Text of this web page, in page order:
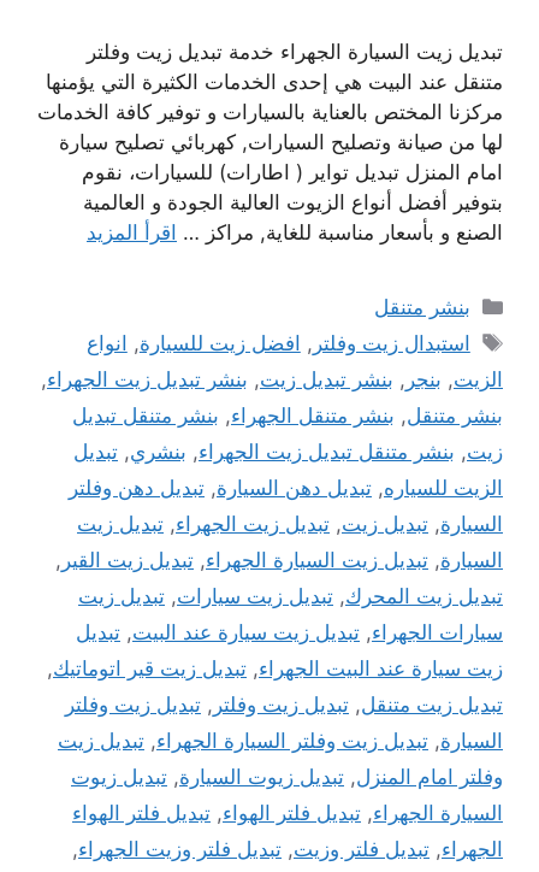
تبديل زيت السيارة الجهراء خدمة تبديل زيت وفلتر
متنقل عند البيت هي إحدى الخدمات الكثيرة التي يؤمنها
مركزنا المختص بالعناية بالسيارات و توفير كافة الخدمات
لها من صيانة وتصليح السيارات, كهربائي تصليح سيارة
امام المنزل تبديل تواير ( اطارات) للسيارات، نقوم
بتوفير أفضل أنواع الزيوت العالية الجودة و العالمية
الصنع و بأسعار مناسبة للغاية, مراكز … اقرأ المزيد
التصنيفات
بنشر متنقل
الوسوم
استبدال زيت وفلتر , افضل زيت للسيارة, انواع
الزيت, بنجر , بنشر تبديل زيت, بنشر تبديل زيت الجهراء,
بنشر متنقل, بنشر متنقل الجهراء, بنشر متنقل تبديل
زيت, بنشر متنقل تبديل زيت الجهراء, بنشري, تبديل
الزيت للسياره, تبديل دهن السيارة, تبديل دهن وفلتر
السيارة, تبديل زيت, تبديل زيت الجهراء, تبديل زيت
السيارة, تبديل زيت السيارة الجهراء, تبديل زيت القير ,
تبديل زيت المحرك, تبديل زيت سيارات, تبديل زيت
سيارات الجهراء, تبديل زيت سيارة عند البيت, تبديل
زيت سيارة عند البيت الجهراء, تبديل زيت قير اتوماتيك,
تبديل زيت متنقل, تبديل زيت وفلتر , تبديل زيت وفلتر
السيارة, تبديل زيت وفلتر السيارة الجهراء, تبديل زيت
وفلتر امام المنزل, تبديل زيوت السيارة, تبديل زيوت
السيارة الجهراء, تبديل فلتر الهواء, تبديل فلتر الهواء
الجهراء, تبديل فلتر وزيت, تبديل فلتر وزيت الجهراء,